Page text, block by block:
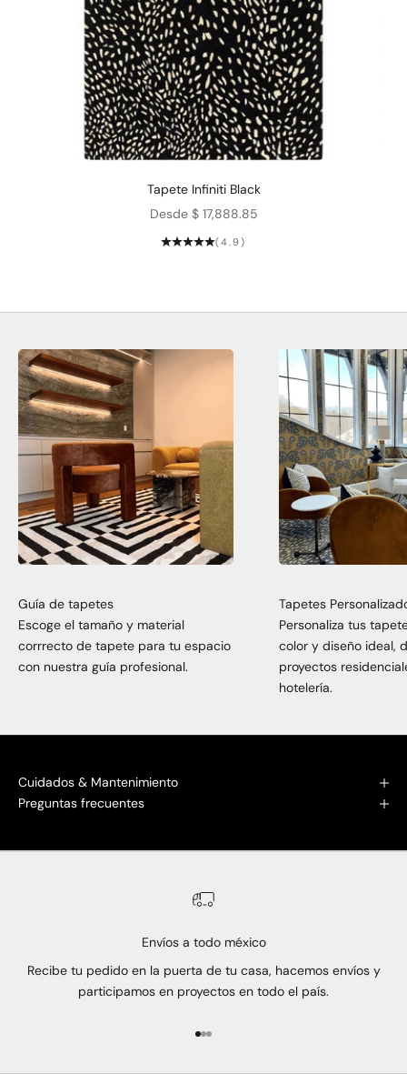
Tapete Infiniti Black
Precio de oferta
Desde $ 17,888.85
(4.9)
Guía de tapetes
Escoge el tamaño y material
corrrecto de tapete para tu espacio
con nuestra guía profesional.
Tapetes
Personaliza tus
color y diseño ideal,
proyectos
hotelería.
Cuidados & Mantenimiento
Preguntas frecuentes
Envíos a todo méxico
Recibe tu pedido en la puerta de tu casa, hacemos envíos y
participamos en proyectos en todo el país.
Ir al artículo 1
Ir al artículo 2
Ir al artículo 3